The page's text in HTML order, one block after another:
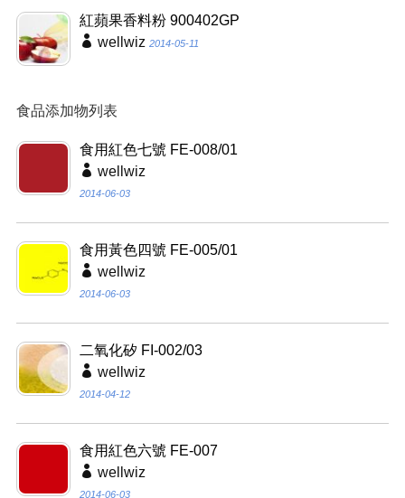
紅蘋果香料粉 900402GP
wellwiz 2014-05-11
食品添加物列表
食用紅色七號 FE-008/01
wellwiz
2014-06-03
食用黃色四號 FE-005/01
wellwiz
2014-06-03
二氧化矽 FI-002/03
wellwiz
2014-04-12
食用紅色六號 FE-007
wellwiz
2014-06-03